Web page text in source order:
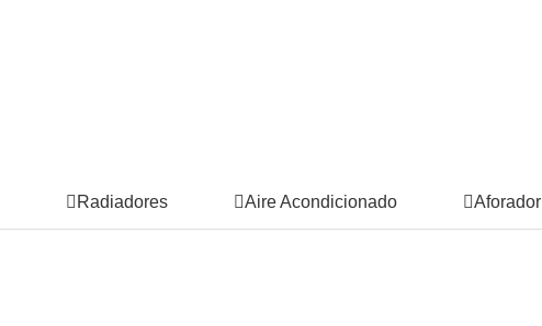
Radiadores Aire Acondicionado Aforador